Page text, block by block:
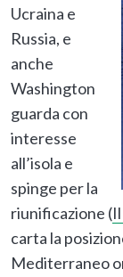
Ucraina e
Russia, e
anche
Washington
guarda con
interesse
all’isola e
spinge per la
riunificazione (
carta la
Mediterraneo